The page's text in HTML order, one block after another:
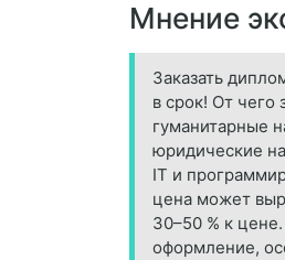
Мнение
Заказать
в срок! От
гуманитарные
юридические
IT и
цена может
30–50 % к
оформление,